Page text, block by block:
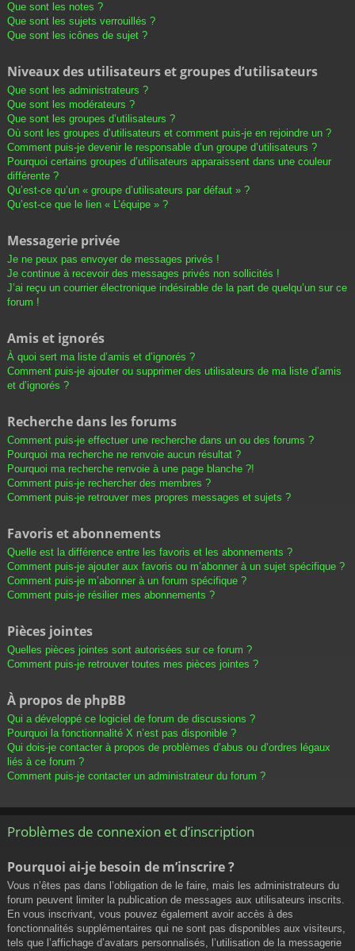
Que sont les notes ?
Que sont les sujets verrouillés ?
Que sont les icônes de sujet ?
Niveaux des utilisateurs et groupes d’utilisateurs
Que sont les administrateurs ?
Que sont les modérateurs ?
Que sont les groupes d’utilisateurs ?
Où sont les groupes d’utilisateurs et comment puis-je en rejoindre un ?
Comment puis-je devenir le responsable d’un groupe d’utilisateurs ?
Pourquoi certains groupes d’utilisateurs apparaissent dans une couleur
différente ?
Qu’est-ce qu’un « groupe d’utilisateurs par défaut » ?
Qu’est-ce que le lien « L’équipe » ?
Messagerie privée
Je ne peux pas envoyer de messages privés !
Je continue à recevoir des messages privés non sollicités !
J’ai reçu un courrier électronique indésirable de la part de quelqu’un sur ce
forum !
Amis et ignorés
À quoi sert ma liste d’amis et d’ignorés ?
Comment puis-je ajouter ou supprimer des utilisateurs de ma liste d’amis
et d’ignorés ?
Recherche dans les forums
Comment puis-je effectuer une recherche dans un ou des forums ?
Pourquoi ma recherche ne renvoie aucun résultat ?
Pourquoi ma recherche renvoie à une page blanche ?!
Comment puis-je rechercher des membres ?
Comment puis-je retrouver mes propres messages et sujets ?
Favoris et abonnements
Quelle est la différence entre les favoris et les abonnements ?
Comment puis-je ajouter aux favoris ou m’abonner à un sujet spécifique ?
Comment puis-je m’abonner à un forum spécifique ?
Comment puis-je résilier mes abonnements ?
Pièces jointes
Quelles pièces jointes sont autorisées sur ce forum ?
Comment puis-je retrouver toutes mes pièces jointes ?
À propos de phpBB
Qui a développé ce logiciel de forum de discussions ?
Pourquoi la fonctionnalité X n’est pas disponible ?
Qui dois-je contacter à propos de problèmes d’abus ou d’ordres légaux
liés à ce forum ?
Comment puis-je contacter un administrateur du forum ?
Problèmes de connexion et d’inscription
Pourquoi ai-je besoin de m’inscrire ?
Vous n’êtes pas dans l’obligation de le faire, mais les administrateurs du
forum peuvent limiter la publication de messages aux utilisateurs inscrits.
En vous inscrivant, vous pouvez également avoir accès à des
fonctionnalités supplémentaires qui ne sont pas disponibles aux visiteurs,
tels que l’affichage d’avatars personnalisés, l’utilisation de la messagerie